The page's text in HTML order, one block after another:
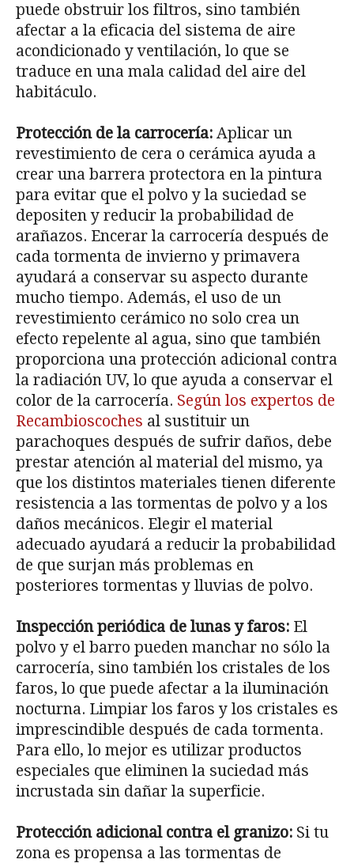
puede obstruir los filtros, sino también
afectar a la eficacia del sistema de aire
acondicionado y ventilación, lo que se
traduce en una mala calidad del aire del
habitáculo.
Protección de la carrocería: Aplicar un
revestimiento de cera o cerámica ayuda a
crear una barrera protectora en la pintura
para evitar que el polvo y la suciedad se
depositen y reducir la probabilidad de
arañazos. Encerar la carrocería después de
cada tormenta de invierno y primavera
ayudará a conservar su aspecto durante
mucho tiempo. Además, el uso de un
revestimiento cerámico no solo crea un
efecto repelente al agua, sino que también
proporciona una protección adicional contra
la radiación UV, lo que ayuda a conservar el
color de la carrocería. Según los expertos de
Recambioscoches al sustituir un
parachoques después de sufrir daños, debe
prestar atención al material del mismo, ya
que los distintos materiales tienen diferente
resistencia a las tormentas de polvo y a los
daños mecánicos. Elegir el material
adecuado ayudará a reducir la probabilidad
de que surjan más problemas en
posteriores tormentas y lluvias de polvo.
Inspección periódica de lunas y faros: El
polvo y el barro pueden manchar no sólo la
carrocería, sino también los cristales de los
faros, lo que puede afectar a la iluminación
nocturna. Limpiar los faros y los cristales es
imprescindible después de cada tormenta.
Para ello, lo mejor es utilizar productos
especiales que eliminen la suciedad más
incrustada sin dañar la superficie.
Protección adicional contra el granizo: Si tu
zona es propensa a las tormentas de